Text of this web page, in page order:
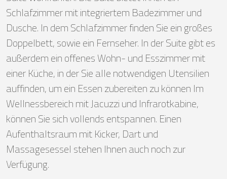
Schlafzimmer mit integriertem Badezimmer und
Dusche. In dem Schlafzimmer finden Sie ein großes
Doppelbett, sowie ein Fernseher. In der Suite gibt es
außerdem ein offenes Wohn- und Esszimmer mit
einer Küche, in der Sie alle notwendigen Utensilien
auffinden, um ein Essen zubereiten zu können Im
Wellnessbereich mit Jacuzzi und Infrarotkabine,
können Sie sich vollends entspannen. Einen
Aufenthaltsraum mit Kicker, Dart und
Massagesessel stehen Ihnen auch noch zur
Verfügung.